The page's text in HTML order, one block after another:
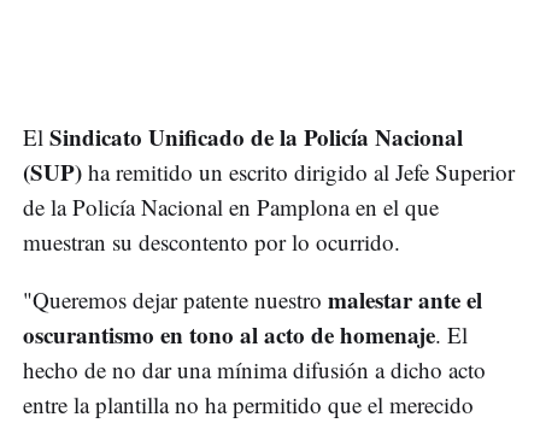
El Sindicato Unificado de la Policía Nacional
(SUP) ha remitido un escrito dirigido al Jefe Superior
de la Policía Nacional en Pamplona en el que
muestran su descontento por lo ocurrido.
"Queremos dejar patente nuestro malestar ante el
oscurantismo en tono al acto de homenaje. El
hecho de no dar una mínima difusión a dicho acto
entre la plantilla no ha permitido que el merecido